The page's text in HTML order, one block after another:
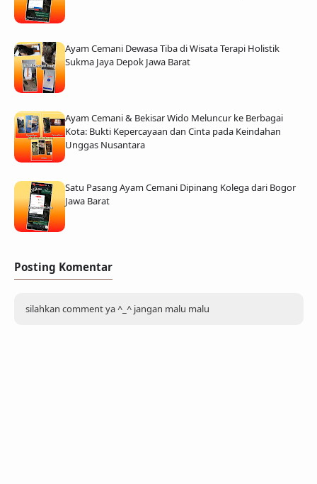
Ayam Cemani Dewasa Tiba di Wisata Terapi Holistik
Sukma Jaya Depok Jawa Barat
Ayam Cemani & Bekisar Wido Meluncur ke Berbagai
Kota: Bukti Kepercayaan dan Cinta pada Keindahan
Unggas Nusantara
Satu Pasang Ayam Cemani Dipinang Kolega dari Bogor
Jawa Barat
Posting Komentar
silahkan comment ya ^_^ jangan malu malu